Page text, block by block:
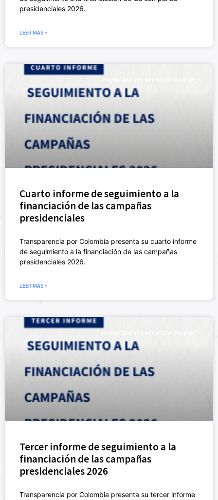
presidenciales 2026.
LEER MÁS »
Cuarto informe de seguimiento a la
financiación de las campañas
presidenciales
Transparencia por Colombia presenta su cuarto informe
de seguimiento a la financiación de las campañas
presidenciales 2026.
LEER MÁS »
Tercer informe de seguimiento a la
financiación de las campañas
presidenciales 2026
Transparencia por Colombia presenta su tercer informe